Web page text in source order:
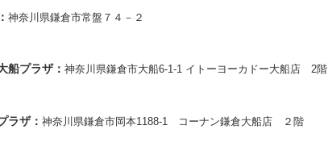
神奈川県鎌倉市常盤７４－２
船プラザ： 神奈川県鎌倉市大船6-1-1 イトーヨーカドー大船店 2階
ラザ： 神奈川県鎌倉市岡本1188-1 コーナン鎌倉大船店 ２階